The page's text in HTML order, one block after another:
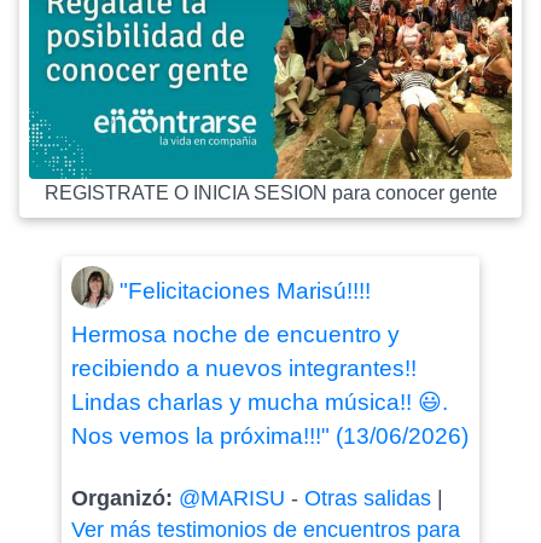
REGISTRATE O INICIA SESION para conocer gente
"Felicitaciones Marisú!!!!
Hermosa noche de encuentro y
recibiendo a nuevos integrantes!!
Lindas charlas y mucha música!! 😃.
Nos vemos la próxima!!!" (13/06/2026)
Organizó: @MARISU - Otras salidas|
Ver más testimonios de encuentros para